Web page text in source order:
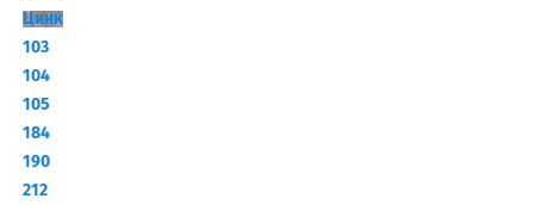
Цинк
103
104
105
184
190
212